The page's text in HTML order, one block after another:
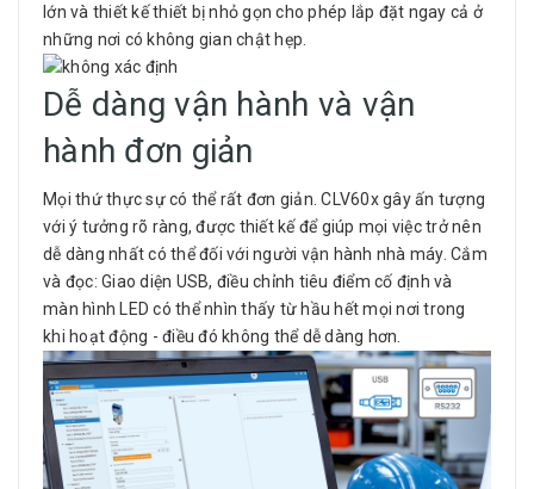
lớn và thiết kế thiết bị nhỏ gọn cho phép lắp đặt ngay cả ở
những nơi có không gian chật hẹp.
Dễ dàng vận hành và vận
hành đơn giản
Mọi thứ thực sự có thể rất đơn giản. CLV60x gây ấn tượng
với ý tưởng rõ ràng, được thiết kế để giúp mọi việc trở nên
dễ dàng nhất có thể đối với người vận hành nhà máy. Cắm
và đọc: Giao diện USB, điều chỉnh tiêu điểm cố định và
màn hình LED có thể nhìn thấy từ hầu hết mọi nơi trong
khi hoạt động - điều đó không thể dễ dàng hơn.